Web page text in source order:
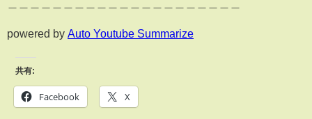
powered by Auto Youtube Summarize
共有:
Facebook X